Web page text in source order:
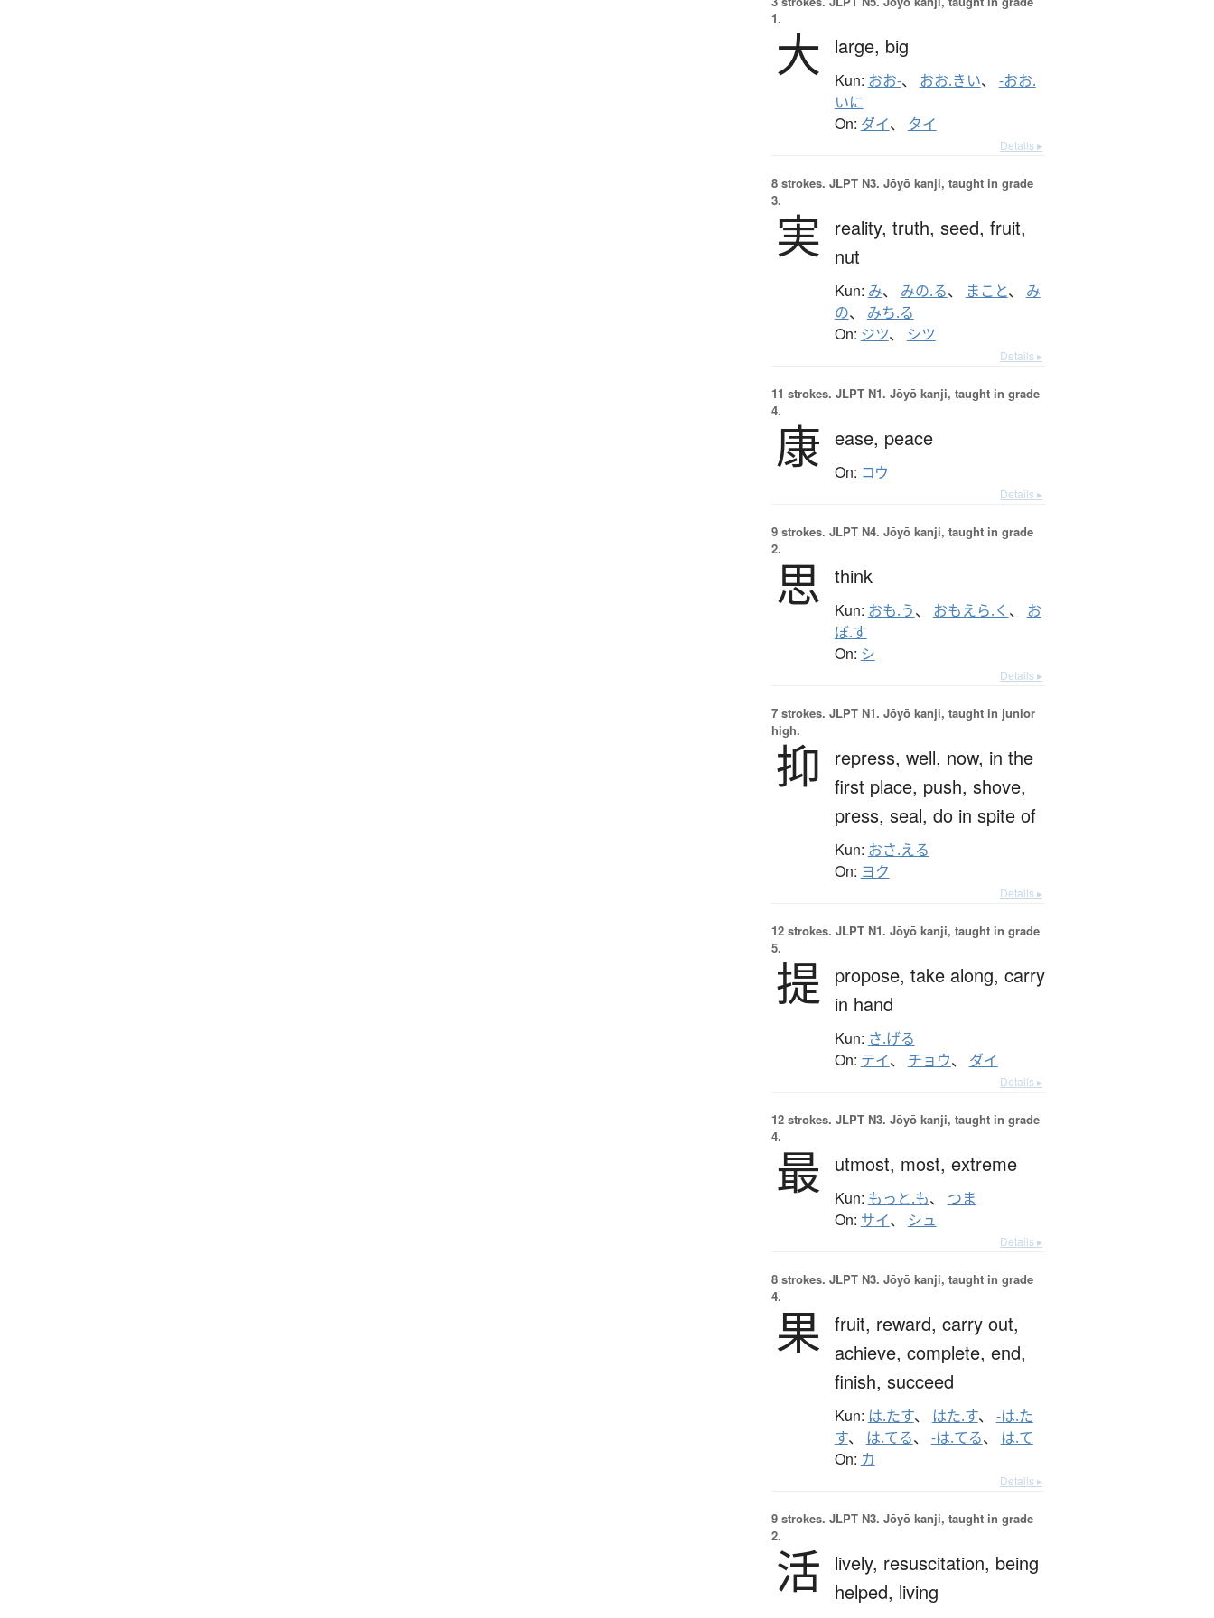
1.
大 large, big
Kun: おお-、 おお.きい、 -おお.
いに
On: ダイ、 タイ
Details ▸
8 strokes. JLPT N3. Jōyō kanji, taught in grade
3.
実 reality, truth, seed, fruit,
nut
Kun: み、 みの.る、 まこと、 み
の、 みち.る
On: ジツ、 シツ
Details ▸
11 strokes. JLPT N1. Jōyō kanji, taught in grade
4.
康 ease, peace
On: コウ
Details ▸
9 strokes. JLPT N4. Jōyō kanji, taught in grade
2.
思 think
Kun: おも.う、 おもえら.く 、 お
ぼ.す
On: シ
Details ▸
7 strokes. JLPT N1. Jōyō kanji, taught in junior
high.
抑 repress, well, now, in the
first place, push, shove,
press, seal, do in spite of
Kun: おさ.える
On: ヨク
Details ▸
12 strokes. JLPT N1. Jōyō kanji, taught in grade
5.
提 propose, take along, carry
in hand
Kun: さ.げる
On: テイ、 チョウ、 ダイ
Details ▸
12 strokes. JLPT N3. Jōyō kanji, taught in grade
4.
最 utmost, most, extreme
Kun: もっと.も、 つま
On: サイ、 シュ
Details ▸
8 strokes. JLPT N3. Jōyō kanji, taught in grade
4.
果 fruit, reward, carry out,
achieve, complete, end,
finish, succeed
Kun: は.たす、 はた.す、 -は.た
す、 は.てる、 -は.てる、 は.て
On: カ
Details ▸
9 strokes. JLPT N3. Jōyō kanji, taught in grade
2.
活 lively, resuscitation, being
helped, living